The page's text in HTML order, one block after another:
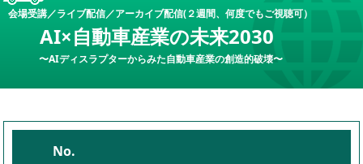
会場受講／ライブ配信／アーカイブ配信(２週間、何度でもご視聴可）
AI×自動車産業の未来2030
〜AIディスラプターからみた自動車産業の創造的破壊〜
No.